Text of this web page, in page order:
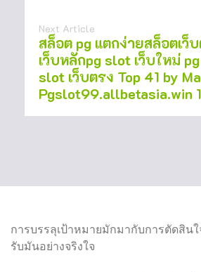
Next Article
สล็อต pg แตกง่ายสล็อตเว็
เว็บหลักpg slot เว็บใหม่
slot เว็บตรง Top 41 by
Pgslot99.allbetasia.win
การบรรลุเป้าหมายมักมากับการตัดสินใ
รับมันอย่างจริงใจ